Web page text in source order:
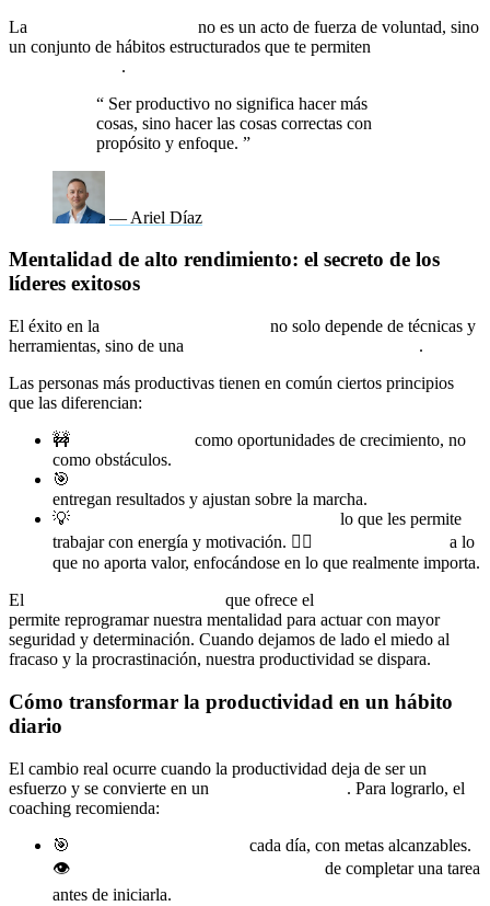
La
no es un acto de fuerza de voluntad, sino
un conjunto de hábitos estructurados que te permiten
.
“ Ser productivo no significa hacer más
cosas, sino hacer las cosas correctas con
propósito y enfoque. ”
— Ariel Díaz
Mentalidad de alto rendimiento: el secreto de los
líderes exitosos
El éxito en la
no solo depende de técnicas y
herramientas, sino de una
.
Las personas más productivas tienen en común ciertos principios
que las diferencian:
🚧
como oportunidades de crecimiento, no
como obstáculos.
🎯
entregan resultados y ajustan sobre la marcha.
💡
lo que les permite
trabajar con energía y motivación. 🙅‍♂️
a lo
que no aporta valor, enfocándose en lo que realmente importa.
El
que ofrece el
permite reprogramar nuestra mentalidad para actuar con mayor
seguridad y determinación. Cuando dejamos de lado el miedo al
fracaso y la procrastinación, nuestra productividad se dispara.
Cómo transformar la productividad en un hábito
diario
El cambio real ocurre cuando la productividad deja de ser un
esfuerzo y se convierte en un
. Para lograrlo, el
coaching recomienda:
🎯
cada día, con metas alcanzables.
👁️
de completar una tarea
antes de iniciarla.